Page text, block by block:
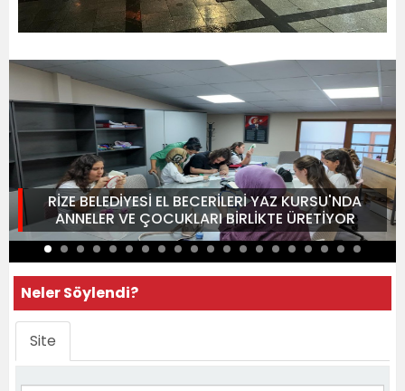
RİZE BELEDİYESİ EL BECERİLERİ YAZ KURSU'NDA
ANNELER VE ÇOCUKLARI BİRLİKTE ÜRETİYOR
Neler Söylendi?
Site